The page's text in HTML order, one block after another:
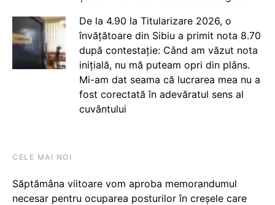
De la 4.90 la Titularizare 2026, o
învățătoare din Sibiu a primit nota 8.70
după contestație: Când am văzut nota
inițială, nu mă puteam opri din plâns.
Mi-am dat seama că lucrarea mea nu a
fost corectată în adevăratul sens al
cuvântului
CELE MAI NOI
Săptămâna viitoare vom aproba memorandumul
necesar pentru ocuparea posturilor în creșele care